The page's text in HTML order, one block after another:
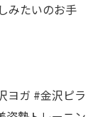
みたいのお手
ヨガ #金沢ピラ